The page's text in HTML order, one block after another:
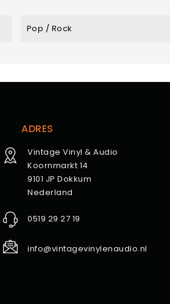
Pop / Rock
ADRES
Vintage Vinyl & Audio
Koornmarkt 14
9101 JP Dokkum
Nederland
0519 29 27 19
info@vintagevinylenaudio.nl